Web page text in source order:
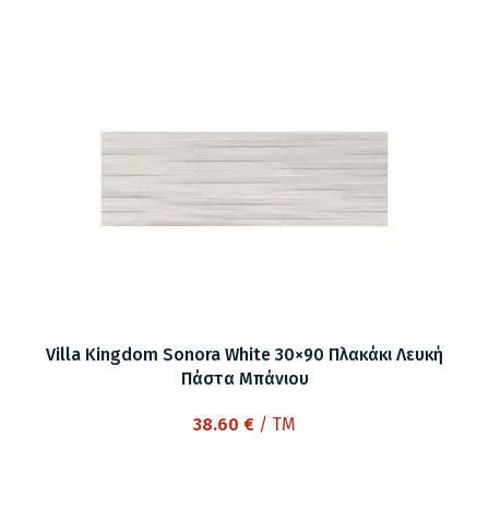
Villa Kingdom Sonora White 30×90 Πλακάκι Λευκή
Πάστα Μπάνιου
38.60 € / TM